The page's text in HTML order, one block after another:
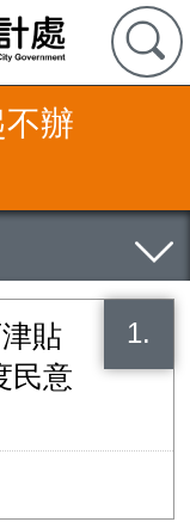
辦
1.
貼
民意